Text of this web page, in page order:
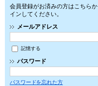
会員登録がお済みの方はこちら
インしてください。
メールアドレス
記憶する
パスワード
パスワードを忘れた方